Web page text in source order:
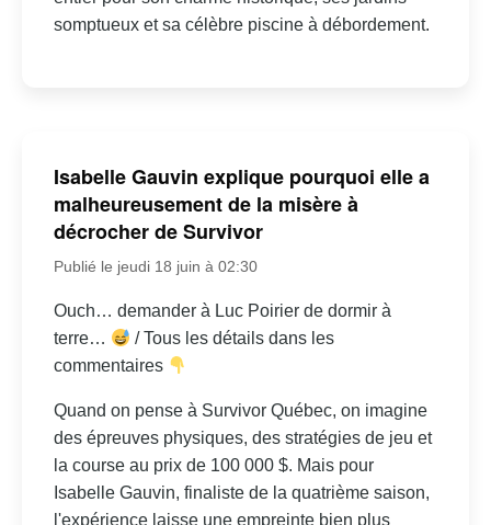
somptueux et sa célèbre piscine à débordement.
Isabelle Gauvin explique pourquoi elle a
malheureusement de la misère à
décrocher de Survivor
Publié le jeudi 18 juin à 02:30
Ouch… demander à Luc Poirier de dormir à
terre…
/ Tous les détails dans les
commentaires
Quand on pense à Survivor Québec, on imagine
des épreuves physiques, des stratégies de jeu et
la course au prix de 100 000 $. Mais pour
Isabelle Gauvin, finaliste de la quatrième saison,
l'expérience laisse une empreinte bien plus